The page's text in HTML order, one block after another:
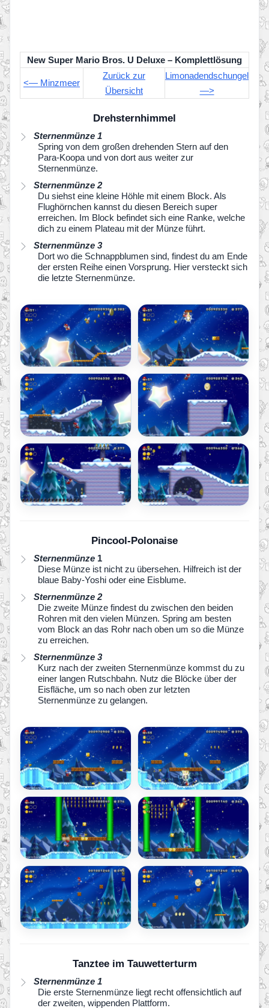
New Super Mario Bros. U Deluxe – Komplettlösung
<— Minzmeer
Zurück zur
Übersicht
Limonadendschungel
—>
Drehsternhimmel
Sternenmünze 1
Spring von dem großen drehenden Stern auf den
Para-Koopa und von dort aus weiter zur
Sternenmünze.
Sternenmünze 2
Du siehst eine kleine Höhle mit einem Block. Als
Flughörnchen kannst du diesen Bereich super
erreichen. Im Block befindet sich eine Ranke, welche
dich zu einem Plateau mit der Münze führt.
Sternenmünze 3
Dort wo die Schnappblumen sind, findest du am Ende
der ersten Reihe einen Vorsprung. Hier versteckt sich
die letzte Sternenmünze.
Pincool-Polonaise
Sternenmünze 1
Diese Münze ist nicht zu übersehen. Hilfreich ist der
blaue Baby-Yoshi oder eine Eisblume.
Sternenmünze 2
Die zweite Münze findest du zwischen den beiden
Rohren mit den vielen Münzen. Spring am besten
vom Block an das Rohr nach oben um so die Münze
zu erreichen.
Sternenmünze 3
Kurz nach der zweiten Sternenmünze kommst du zu
einer langen Rutschbahn. Nutz die Blöcke über der
Eisfläche, um so nach oben zur letzten
Sternenmünze zu gelangen.
Tanztee im Tauwetterturm
Sternenmünze 1
Die erste Sternenmünze liegt recht offensichtlich auf
der zweiten, wippenden Plattform.